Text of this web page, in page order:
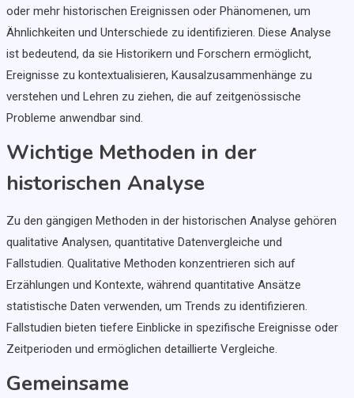
oder mehr historischen Ereignissen oder Phänomenen, um
Ähnlichkeiten und Unterschiede zu identifizieren. Diese Analyse
ist bedeutend, da sie Historikern und Forschern ermöglicht,
Ereignisse zu kontextualisieren, Kausalzusammenhänge zu
verstehen und Lehren zu ziehen, die auf zeitgenössische
Probleme anwendbar sind.
Wichtige Methoden in der
historischen Analyse
Zu den gängigen Methoden in der historischen Analyse gehören
qualitative Analysen, quantitative Datenvergleiche und
Fallstudien. Qualitative Methoden konzentrieren sich auf
Erzählungen und Kontexte, während quantitative Ansätze
statistische Daten verwenden, um Trends zu identifizieren.
Fallstudien bieten tiefere Einblicke in spezifische Ereignisse oder
Zeitperioden und ermöglichen detaillierte Vergleiche.
Gemeinsame